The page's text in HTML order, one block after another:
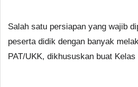
Salah satu persiapan yang wajib
peserta didik dengan banyak
PAT/UKK, dikhususkan buat Kelas